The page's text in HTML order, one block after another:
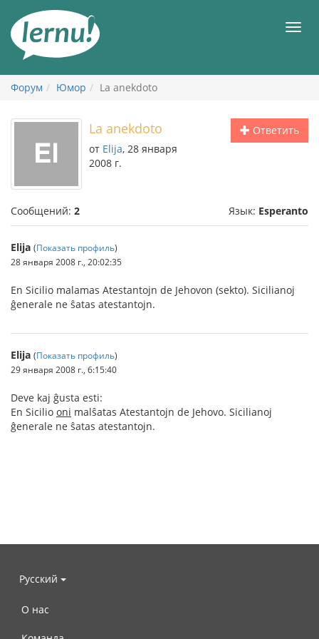
содержанию
Форум Юмор La anekdoto
Ответить
La anekdoto
от Elija, 28 января
2008 г.
Сообщений: 2 Язык: Esperanto
Elija (Показать профиль)
28 января 2008 г., 20:02:35
En Sicilio malamas Atestantojn de Jehovon (sekto). Sicilianoj
ĝenerale ne ŝatas atestantojn.
Elija (Показать профиль)
29 января 2008 г., 6:15:40
Deve kaj ĝusta esti:
En Sicilio oni malŝatas Atestantojn de Jehovo. Sicilianoj
ĝenerale ne ŝatas atestantojn.
Русский
О нас